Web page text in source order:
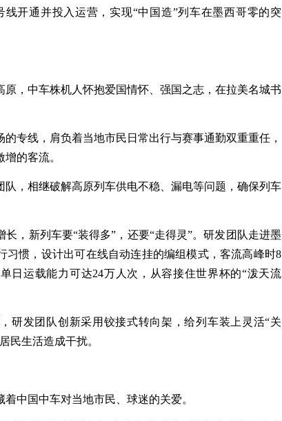
线开通并投入运营，实现“中国造”列车在墨西哥零的突
原，中车株机人怀抱爱国情怀、强国之志，在拉美名城书
专线，肩负着当地市民日常出行与赛事通勤双重重任，
的客流。
队，相继破解高原列车供电不稳、漏电等问题，确保列车
，新列车要“装得多”，还要“走得灵”。研发团队走进墨
习惯，设计出可在线自动连挂的编组模式，客流高峰时8
日运载能力可达24万人次，从容接住世界杯的“泼天流
研发团队创新采用铰接式转向架，给列车装上灵活“关
民生活造成干扰。
中国中车对当地市民、球迷的关爱。